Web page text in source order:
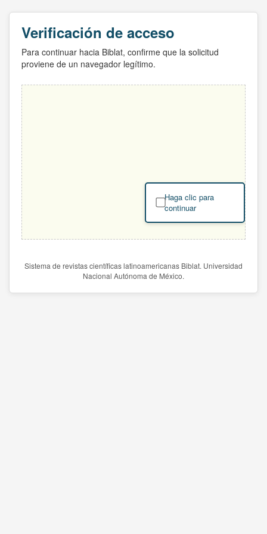
Verificación de acceso
Para continuar hacia Biblat, confirme que la solicitud
proviene de un navegador legítimo.
Haga clic para
continuar
Sistema de revistas científicas latinoamericanas Biblat. Universidad
Nacional Autónoma de México.